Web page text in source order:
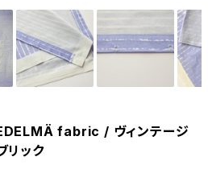
fabric / ヴィンテージ
リック